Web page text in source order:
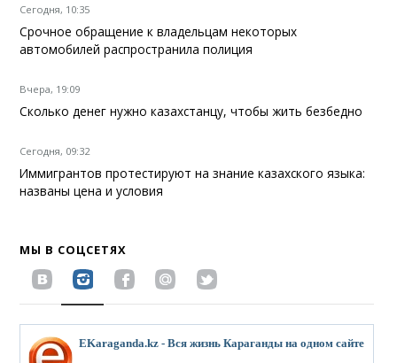
Сегодня, 10:35
Срочное обращение к владельцам некоторых
автомобилей распространила полиция
Вчера, 19:09
Сколько денег нужно казахстанцу, чтобы жить безбедно
Сегодня, 09:32
Иммигрантов протестируют на знание казахского языка:
названы цена и условия
МЫ В СОЦСЕТЯХ
EKaraganda.kz - Вся жизнь Караганды на одном сайте